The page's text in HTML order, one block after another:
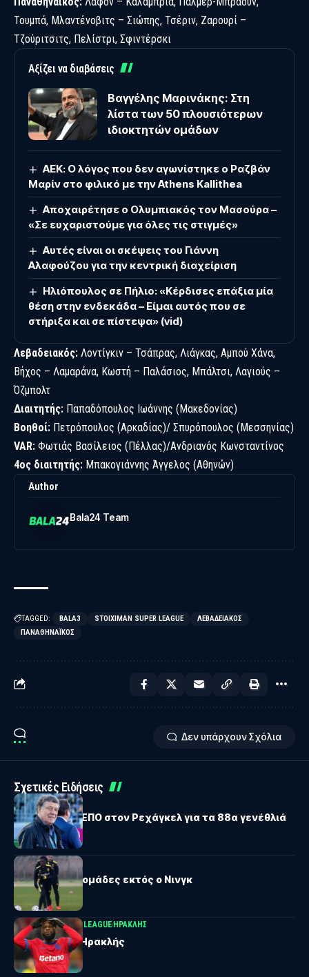
Τουμπά, Μλαντένοβιτς – Σιώπης, Τσέριν, Ζαρουρί –
Τζούριτσιτς, Πελίστρι, Σφιντέρσκι
Αξίζει να διαβάσεις
Βαγγέλης Μαρινάκης: Στη
λίστα των 50 πλουσιότερων
ιδιοκτητών ομάδων
ΑΕΚ: Ο λόγος που δεν αγωνίστηκε ο Ραζβάν
Μαρίν στο φιλικό με την Athens Kallithea
Αποχαιρέτησε ο Ολυμπιακός τον Μασούρα –
«Σε ευχαριστούμε για όλες τις στιγμές»
Αυτές είναι οι σκέψεις του Γιάννη
Αλαφούζου για την κεντρική διαχείριση
Ηλιόπουλος σε Πήλιο: «Κέρδισες επάξια μία
θέση στην ενδεκάδα – Είμαι αυτός που σε
στήριξα και σε πίστεψα» (vid)
Λεβαδειακός: Λοντίγκιν – Τσάπρας, Λιάγκας, Αμπού Χάνα,
Βήχος – Λαμαράνα, Κωστή – Παλάσιος, Μπάλτσι, Λαγιούς –
Όζμπολτ
Διαιτητής: Παπαδόπουλος Ιωάννης (Μακεδονίας)
Boηθοί: Πετρόπουλος (Αρκαδίας)/ Σπυρόπουλος (Μεσσηνίας)
VAR: Φωτιάς Βασίλειος (Πέλλας)/Ανδριανός Κωνσταντίνος
4ος διαιτητής: Μπακογιάννης Άγγελος (Αθηνών)
Author
Bala24 Team
TAGGED: BALA3 STOIXIMAN SUPER LEAGUE
ΛΕΒΑΔΕΙΑΚΌΣ
ΠΑΝΑΘΗΝΑΪΚΌΣ
Δεν υπάρχουν Σχόλια
Σχετικές Ειδήσεις
ΕΘΝΙΚΗ ΟΜΑΔΑ
Οι ευχές της ΕΠΟ στον Ρεχάγκελ για τα 88α γενέθλιά
του
ΑΡΗΣ
Άρης: Έξι εβδομάδες εκτός ο Νινγκ
STOIXIMAN SUPER LEAGUEΗΡΑΚΛΉΣ
Θέλει Τιάμ ο Ηρακλής